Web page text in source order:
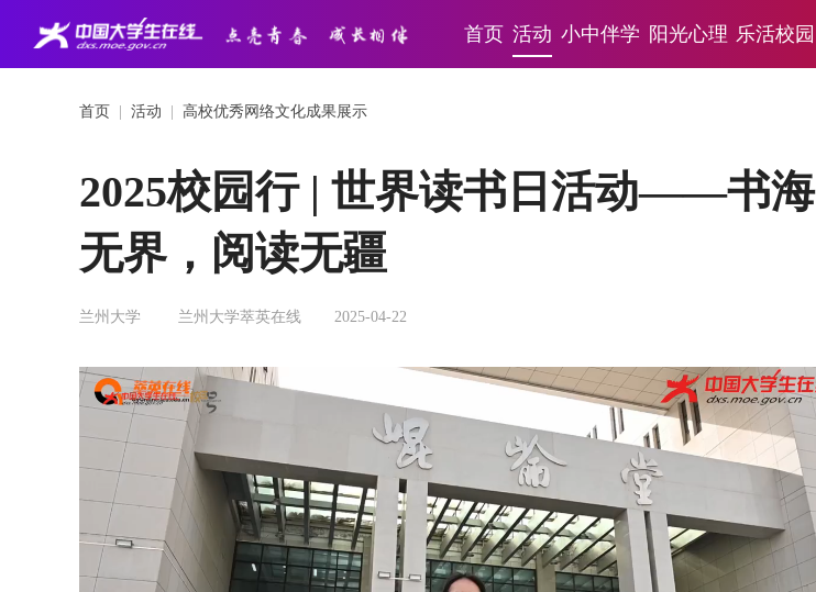
首页 活动 小中伴学 阳光心理 乐活校园
首页 活动 高校优秀网络文化成果展示
2025校园行 | 世界读书日活动——书海
无界，阅读无疆
兰州大学 兰州大学萃英在线 2025-04-22